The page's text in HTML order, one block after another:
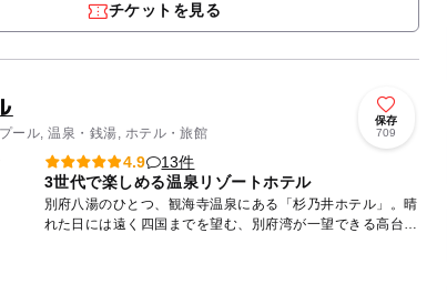
チケットを見る
ール, 温泉・銭湯, ホテル・旅館
保存
709
4.9
13件
3世代で楽しめる温泉リゾートホテル
別府八湯のひとつ、観海寺温泉にある「杉乃井ホテル」。晴
れた日には遠く四国までを望む、別府湾が一望できる高台に